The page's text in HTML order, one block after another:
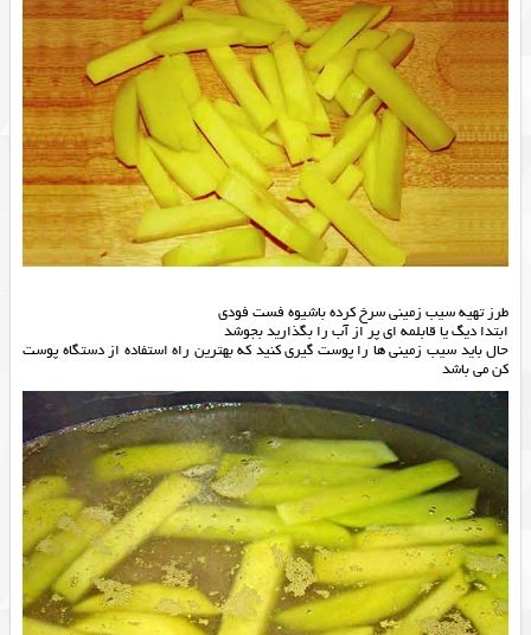
طرز تهیه سیب زمینی سرخ کرده باشیوه فست فودی
ابتدا دیگ یا قابلمه ای پر از آب را بگذارید بجوشد
حال باید سیب زمینی ها را پوست گیری کنید که بهترین راه استفاده از دستگاه پوست
کن می باشد